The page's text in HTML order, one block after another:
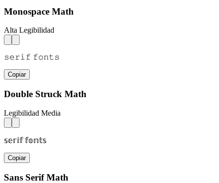
Monospace Math
Alta Legibilidad
𝚜𝚎𝚛𝚒𝚏 𝚏𝚘𝚗𝚝𝚜
Copiar
Double Struck Math
Legibilidad Media
𝕤𝕖𝕣𝕚𝕗 𝕗𝕠𝕟𝕥𝕤
Copiar
Sans Serif Math